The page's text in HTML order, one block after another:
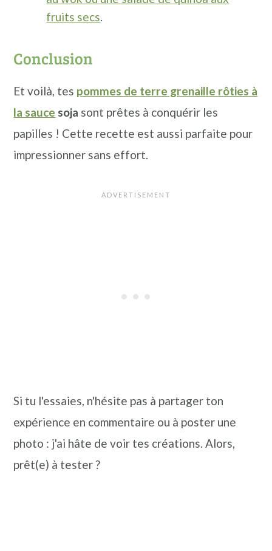
fruits secs.
Conclusion
Et voilà, tes pommes de terre grenaille rôties à
la sauce soja sont prêtes à conquérir les
papilles ! Cette recette est aussi parfaite pour
impressionner sans effort.
Si tu l'essaies, n'hésite pas à partager ton
expérience en commentaire ou à poster une
photo : j'ai hâte de voir tes créations. Alors,
prêt(e) à tester ?